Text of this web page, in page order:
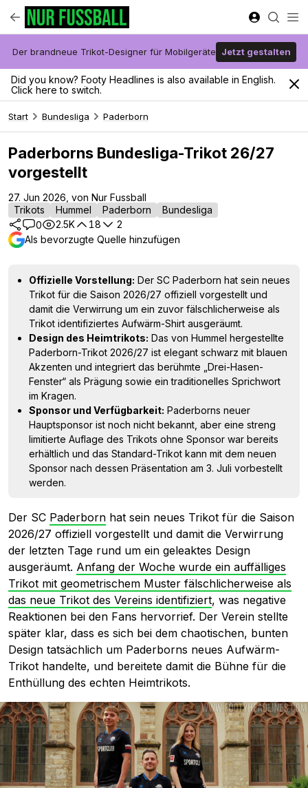
Der brandneue Trikot-Designer für Mobilgeräte Jetzt gestalten
Did you know? Footy Headlines is also available in English.
Click here to switch.
Start Bundesliga Paderborn
Paderborns Bundesliga-Trikot 26/27
vorgestellt
27. Jun 2026, von Nur Fussball
Trikots
Hummel Paderborn
Bundesliga
0
2.5K 18
2
Als bevorzugte Quelle hinzufügen
Offizielle Vorstellung: Der SC Paderborn hat sein neues
Trikot für die Saison 2026/27 offiziell vorgestellt und
damit die Verwirrung um ein zuvor fälschlicherweise als
Trikot identifiziertes Aufwärm-Shirt ausgeräumt.
Design des Heimtrikots: Das von Hummel hergestellte
Paderborn-Trikot 2026/27 ist elegant schwarz mit blauen
Akzenten und integriert das berühmte „Drei-Hasen-
Fenster“ als Prägung sowie ein traditionelles Sprichwort
im Kragen.
Sponsor und Verfügbarkeit: Paderborns neuer
Hauptsponsor ist noch nicht bekannt, aber eine streng
limitierte Auflage des Trikots ohne Sponsor war bereits
erhältlich und das Standard-Trikot kann mit dem neuen
Sponsor nach dessen Präsentation am 3. Juli vorbestellt
werden.
Der SC Paderborn hat sein neues Trikot für die Saison
2026/27 offiziell vorgestellt und damit die Verwirrung
der letzten Tage rund um ein geleaktes Design
ausgeräumt. Anfang der Woche wurde ein auffälliges
Trikot mit geometrischem Muster fälschlicherweise als
das neue Trikot des Vereins identifiziert, was negative
Reaktionen bei den Fans hervorrief. Der Verein stellte
später klar, dass es sich bei dem chaotischen, bunten
Design tatsächlich um Paderborns neues Aufwärm-
Trikot handelte, und bereitete damit die Bühne für die
Enthüllung des echten Heimtrikots.